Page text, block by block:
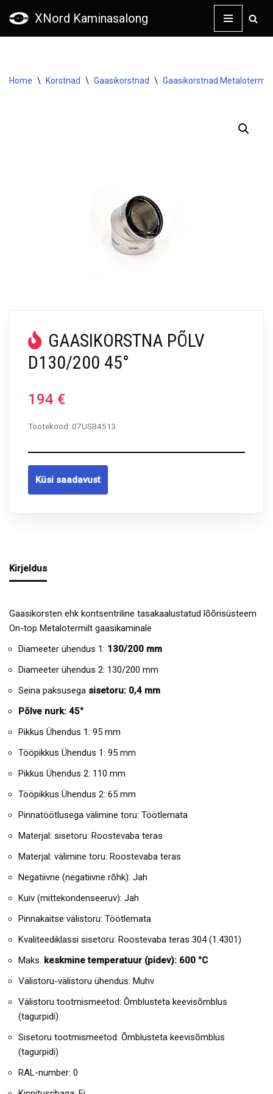
XNord Kaminasalong
Home \ Korstnad \ Gaasikorstnad \ Gaasikorstnad Metaloterm
GAASIKORSTNA PÕLV
D130/200 45°
194 €
Tootekood: 07USB4513
Küsi saadavust
Kirjeldus
Gaasikorsten ehk kontsentriline tasakaalustatud lõõrisüsteem
On-top Metalotermilt gaasikaminale
Diameeter ühendus 1: 130/200 mm
Diameeter ühendus 2: 130/200 mm
Seina paksusega sisetoru: 0,4 mm
Põlve nurk: 45°
Pikkus Ühendus 1: 95 mm
Tööpikkus Ühendus 1: 95 mm
Pikkus Ühendus 2: 110 mm
Tööpikkus Ühendus 2: 65 mm
Pinnatöötlusega välimine toru: Töötlemata
Materjal: sisetoru: Roostevaba teras
Materjal: välimine toru: Roostevaba teras
Negatiivne (negatiivne rõhk): Jah
Kuiv (mittekondenseeruv): Jah
Pinnakaitse välistoru: Töötlemata
Kvaliteediklassi sisetoru: Roostevaba teras 304 (1.4301)
Maks. keskmine temperatuur (pidev): 600 °C
Välistoru-välistoru ühendus: Muhv
Välistoru tootmismeetod: Õmblusteta keevisõmblus
(tagurpidi)
Sisetoru tootmismeetod: Õmblusteta keevisõmblus
(tagurpidi)
RAL-number: 0